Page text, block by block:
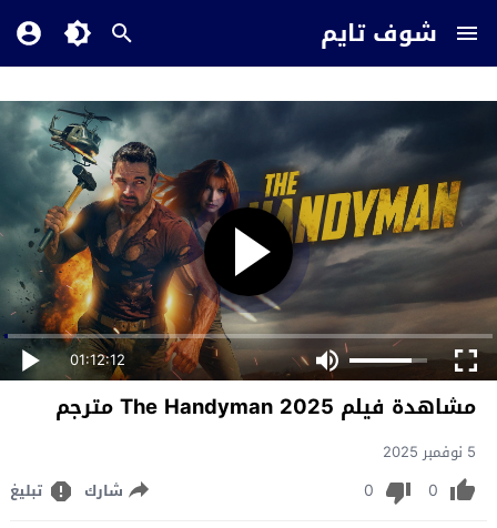
شوف تايم
01:12:12
مشاهدة فيلم The Handyman 2025 مترجم
5 نوفمبر 2025
0
0 شارك تبليغ